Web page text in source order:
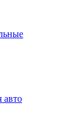
авто